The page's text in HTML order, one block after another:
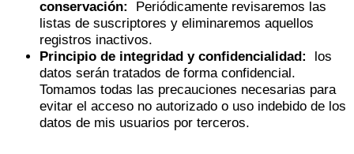
conservación:
Periódicamente revisaremos las
listas de suscriptores y eliminaremos aquellos
registros inactivos.
Principio de integridad y confidencialidad:
los
datos serán tratados de forma confidencial.
Tomamos todas las precauciones necesarias para
evitar el acceso no autorizado o uso indebido de los
datos de mis usuarios por terceros.